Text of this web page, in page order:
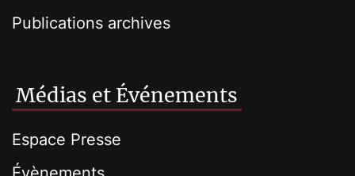
Publications archives
Médias et Événements
Espace Presse